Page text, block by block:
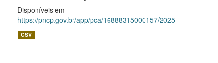
Disponíveis em
https://pncp.gov.br/app/pca/16888315000157/2025
CSV